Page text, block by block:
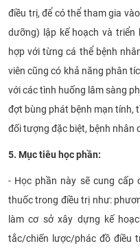
điều trị, để có thể tham gia
dưỡng) lập kế hoạch và triển
hợp với từng cá thể bệnh
viên cũng có khả năng phân
với các tình huống lâm sàng
đợt bùng phát bệnh mạn tính,
đối tượng đặc biệt, bệnh nhân
5. Mục tiêu học phần:
- Học phần này sẽ cung cấp
thuốc trong điều trị như:
làm cơ sở xây dựng kế
tắc/chiến lược/phác đồ điều